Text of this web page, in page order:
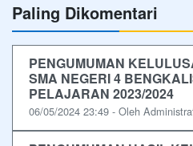
Paling Dikomentari
PENGUMUMAN
SMA NEGERI 4
PELAJARAN 2023/2024
06/05/2024 23:49 - Oleh